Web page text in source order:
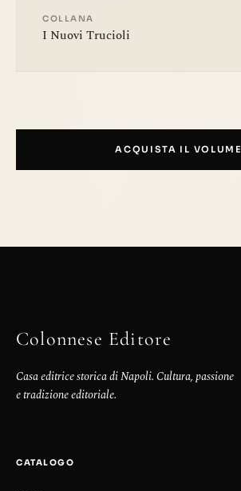
COLLANA
I Nuovi Trucioli
ACQUISTA IL VOLUME
Colonnese Editore
Casa editrice storica di Napoli. Cultura, passione
e tradizione editoriale.
CATALOGO